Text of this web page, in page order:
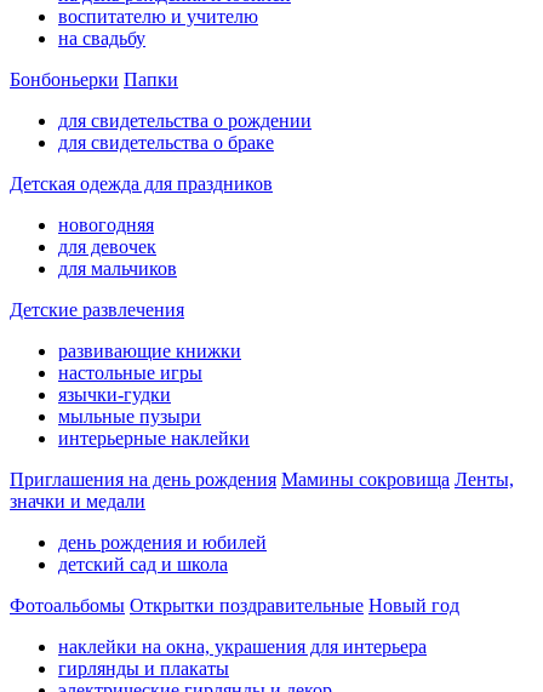
воспитателю и учителю
на свадьбу
Бонбоньерки Папки
для свидетельства о рождении
для свидетельства о браке
Детская одежда для праздников
новогодняя
для девочек
для мальчиков
Детские развлечения
развивающие книжки
настольные игры
язычки-гудки
мыльные пузыри
интерьерные наклейки
Приглашения на день рождения Мамины сокровища Ленты,
значки и медали
день рождения и юбилей
детский сад и школа
Фотоальбомы Открытки поздравительные Новый год
наклейки на окна, украшения для интерьера
гирлянды и плакаты